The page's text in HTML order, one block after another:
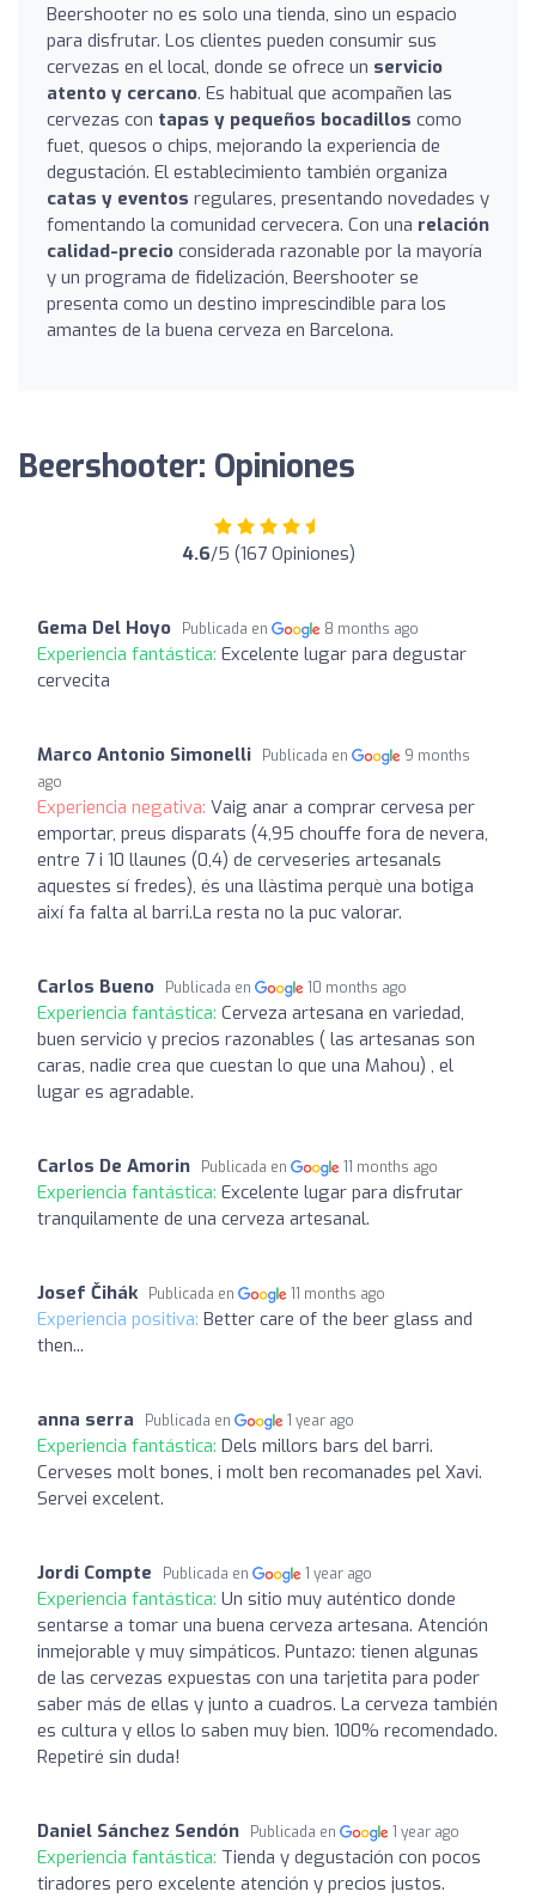
Beershooter no es solo una tienda, sino un espacio
para disfrutar. Los clientes pueden consumir sus
cervezas en el local, donde se ofrece un servicio
atento y cercano. Es habitual que acompañen las
cervezas con tapas y pequeños bocadillos como
fuet, quesos o chips, mejorando la experiencia de
degustación. El establecimiento también organiza
catas y eventos regulares, presentando novedades y
fomentando la comunidad cervecera. Con una relación
calidad-precio considerada razonable por la mayoría
y un programa de fidelización, Beershooter se
presenta como un destino imprescindible para los
amantes de la buena cerveza en Barcelona.
Beershooter: Opiniones
4.6/5 (167 Opiniones)
Gema Del Hoyo Publicada en 8 months ago
Experiencia fantástica: Excelente lugar para degustar
cervecita
Marco Antonio Simonelli Publicada en
9 months
ago
Experiencia negativa: Vaig anar a comprar cervesa per
emportar, preus disparats (4,95 chouffe fora de nevera,
entre 7 i 10 llaunes (0,4) de cerveseries artesanals
aquestes sí fredes), és una llàstima perquè una botiga
així fa falta al barri.La resta no la puc valorar.
Carlos Bueno Publicada en 10 months ago
Experiencia fantástica: Cerveza artesana en variedad,
buen servicio y precios razonables ( las artesanas son
caras, nadie crea que cuestan lo que una Mahou) , el
lugar es agradable.
Carlos De Amorin Publicada en 11 months ago
Experiencia fantástica: Excelente lugar para disfrutar
tranquilamente de una cerveza artesanal.
Josef Čihák Publicada en 11 months ago
Experiencia positiva: Better care of the beer glass and
then...
anna serra Publicada en 1 year ago
Experiencia fantástica: Dels millors bars del barri.
Cerveses molt bones, i molt ben recomanades pel Xavi.
Servei excelent.
Jordi Compte Publicada en 1 year ago
Experiencia fantástica: Un sitio muy auténtico donde
sentarse a tomar una buena cerveza artesana. Atención
inmejorable y muy simpáticos. Puntazo: tienen algunas
de las cervezas expuestas con una tarjetita para poder
saber más de ellas y junto a cuadros. La cerveza también
es cultura y ellos lo saben muy bien. 100% recomendado.
Repetiré sin duda!
Daniel Sánchez Sendón Publicada en 1 year ago
Experiencia fantástica: Tienda y degustación con pocos
tiradores pero excelente atención y precios justos.